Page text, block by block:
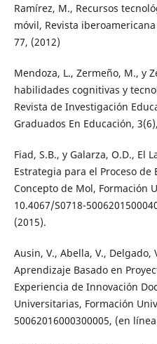
Ramírez, M., Recursos
móvil, Revista
77, (2012)
Mendoza, L., Zermeño, M., y
habilidades cognitivas y
Revista de Investigación
Graduados En Educación,
Fiad, S.B., y Galarza, O.D., El
Estrategia para el Proceso
Concepto de Mol, Formación
10.4067/S0718-
(2015).
Ausin, V., Abella, V., Delgado,
Aprendizaje Basado en
Experiencia de Innovación
Universitarias, Formación
50062016000300005, (en